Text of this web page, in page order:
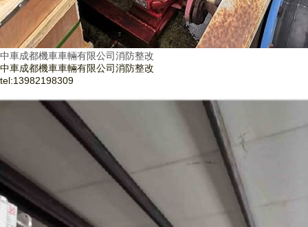
中車成都機車車輛有限公司消防整改
中車成都機車車輛有限公司消防整改
tel:13982198309